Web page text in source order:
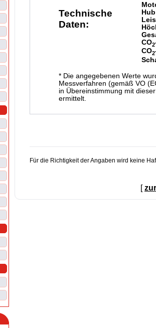
Technische
Daten:
CO2
CO2
* Die angegebenen Werte
Messverfahren (gemäß VO
in Übereinstimmung mit
ermittelt.
Für die Richtigkeit der Angaben wird keine